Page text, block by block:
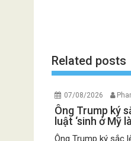
Related posts
07/08/2026
Ông Trump ký
luật ‘sinh ở Mỹ
Ông Trump ký sắc